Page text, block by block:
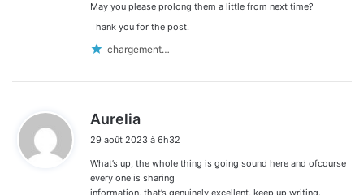
May you please prolong them a little from next time?
Thank you for the post.
chargement…
Aurelia
t
29 août 2023 à 6h32
What’s up, the whole thing is going sound here and ofcourse
every one is sharing
information, that’s genuinely excellent, keep up writing.